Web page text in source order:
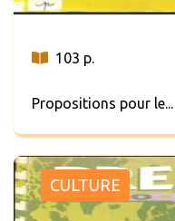
103 p.
Propositions pour le...
CULTURE